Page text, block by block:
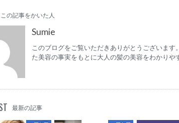
この記事をかいた人
Sumie
このブログをご覧いただきありがとうございま
た美容の事実をもとに大人の髪の美容をわかりや
最新の記事